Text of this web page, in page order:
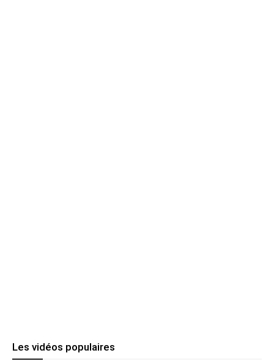
Les vidéos populaires